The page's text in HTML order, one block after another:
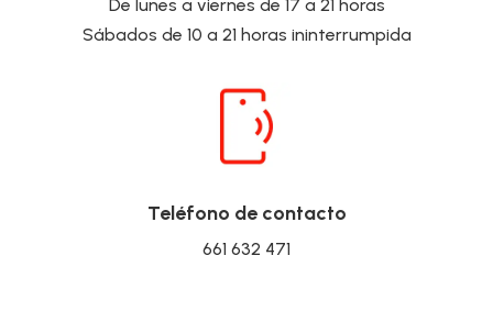
De lunes a viernes de 17 a 21 horas
Sábados de 10 a 21 horas ininterrumpida
Teléfono de contacto
661 632 471